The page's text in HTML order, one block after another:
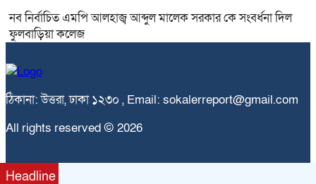
নব নির্বাচিত এমপি আলহাজ্ব আব্দুল মালেক সরকার কে সংবর্ধনা দিল
ফুলবাড়িয়া কলেজ
ঠিকানা: উত্তরা, ঢাকা ১২৩০ , Email: sokalerreport@gmail.com
All rights reserved © 2026
Headline
bdit.com.bd